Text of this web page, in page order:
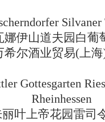
Silvaner
山道夫园白葡
酒业贸易(上海
Gottesgarten
Rheinhessen
上帝花园雷司